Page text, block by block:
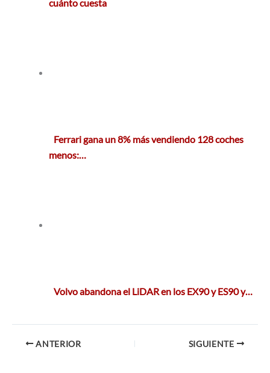
cuánto cuesta
Ferrari gana un 8% más vendiendo 128 coches
menos:…
Volvo abandona el LiDAR en los EX90 y ES90 y…
ANTERIOR SIGUIENTE